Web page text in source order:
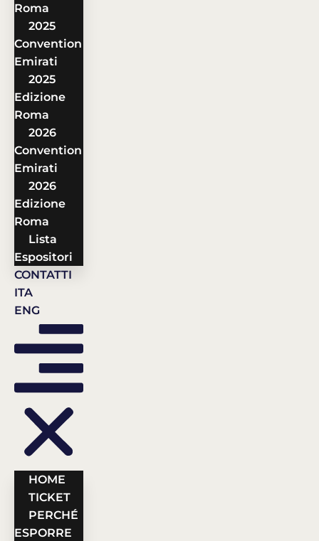
Roma
2025
Convention
Emirati
2025
Edizione
Roma
2026
Convention
Emirati
2026
Edizione
Roma
Lista
Espositori
CONTATTI
ITA
ENG
HOME
TICKET
PERCHÉ
ESPORRE